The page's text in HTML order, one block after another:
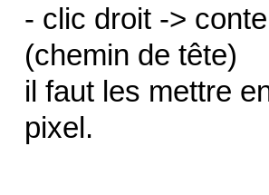
- clic droit ->
(chemin de tête)
il faut les mettre
pixel.